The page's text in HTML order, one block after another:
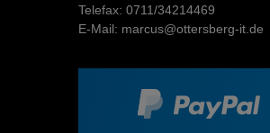
Telefax: 0711/34214469
E-Mail: marcus@ottersberg-it.de